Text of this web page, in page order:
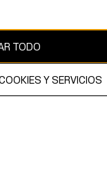
TODO
Y SERVICIOS